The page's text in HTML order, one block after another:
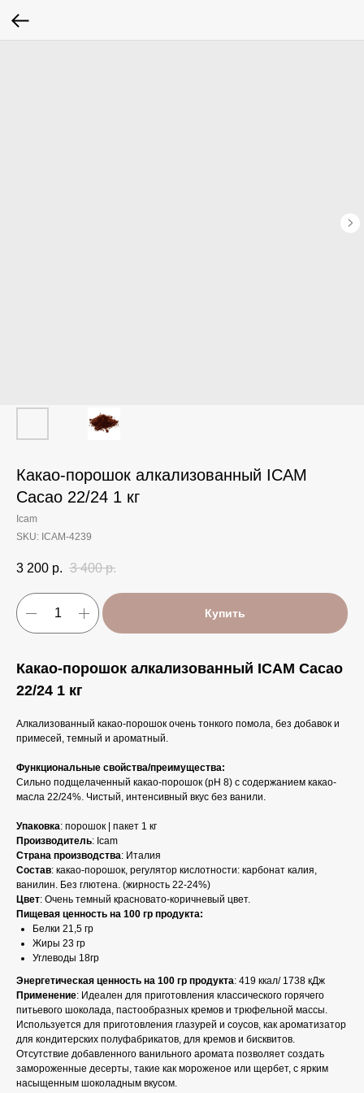
Какао-порошок алкализованный ICAM
Cacao 22/24 1 кг
Icam
SKU: ICAM-4239
3 200 р. 3 400 р.
Купить
Какао-порошок алкализованный ICAM Cacao
22/24 1 кг
Алкализованный какао-порошок очень тонкого помола, без добавок и
примесей, темный и ароматный.
Функциональные свойства/преимущества:
Сильно подщелаченный какао-порошок (pH 8) с содержанием какао-
масла 22/24%. Чистый, интенсивный вкус без ванили.
Упаковка: порошок | пакет 1 кг
Производитель: Icam
Страна производства: Италия
Состав: какао-порошок, регулятор кислотности: карбонат калия,
ванилин. Без глютена. (жирность 22-24%)
Цвет: Очень темный красновато-коричневый цвет.
Пищевая ценность на 100 гр продукта:
Белки 21,5 гр
Жиры 23 гр
Углеводы 18гр
Энергетическая ценность на 100 гр продукта: 419 ккал/ 1738 кДж
Применение: Идеален для приготовления классического горячего
питьевого шоколада, пастообразных кремов и трюфельной массы.
Используется для приготовления глазурей и соусов, как ароматизатор
для кондитерских полуфабрикатов, для кремов и бисквитов.
Отсутствие добавленного ванильного аромата позволяет создать
замороженные десерты, такие как мороженое или щербет, с ярким
насыщенным шоколадным вкусом.